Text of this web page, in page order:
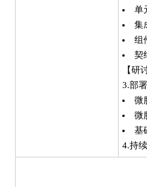
单
集
组
契
【研
3.部
微
微
基
4.持